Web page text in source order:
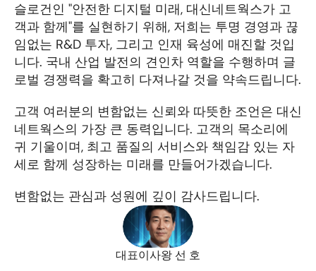
슬로건인 "안전한 디지털 미래, 대신네트웍스가 고
객과 함께"를 실현하기 위해, 저희는 투명 경영과 끊
임없는 R&D 투자, 그리고 인재 육성에 매진할 것입
니다. 국내 산업 발전의 견인차 역할을 수행하며 글
로벌 경쟁력을 확고히 다져나갈 것을 약속드립니다.
고객 여러분의 변함없는 신뢰와 따뜻한 조언은 대신
네트웍스의 가장 큰 동력입니다. 고객의 목소리에
귀 기울이며, 최고 품질의 서비스와 책임감 있는 자
세로 함께 성장하는 미래를 만들어가겠습니다.
변함없는 관심과 성원에 깊이 감사드립니다.
대표이사왕 선 호